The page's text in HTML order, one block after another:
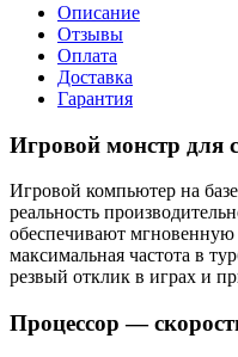
Описание
Отзывы
Оплата
Доставка
Гарантия
Игровой монстр для
Игровой компьютер на
реальность
обеспечивают мгновенную
максимальная частота в
резвый отклик в играх и
Процессор —